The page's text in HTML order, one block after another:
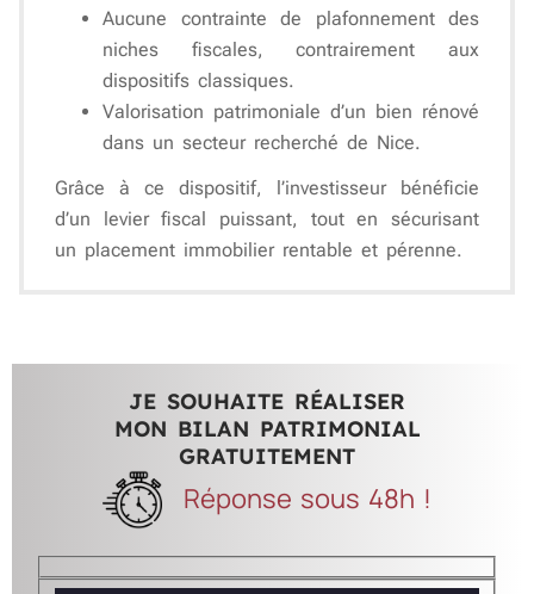
Aucune contrainte de plafonnement des
niches fiscales, contrairement aux
dispositifs classiques.
Valorisation patrimoniale d’un bien rénové
dans un secteur recherché de Nice.
Grâce à ce dispositif, l’investisseur bénéficie
d’un levier fiscal puissant, tout en sécurisant
un placement immobilier rentable et pérenne.
JE SOUHAITE RÉALISER
MON BILAN PATRIMONIAL
GRATUITEMENT
Réponse sous 48h !